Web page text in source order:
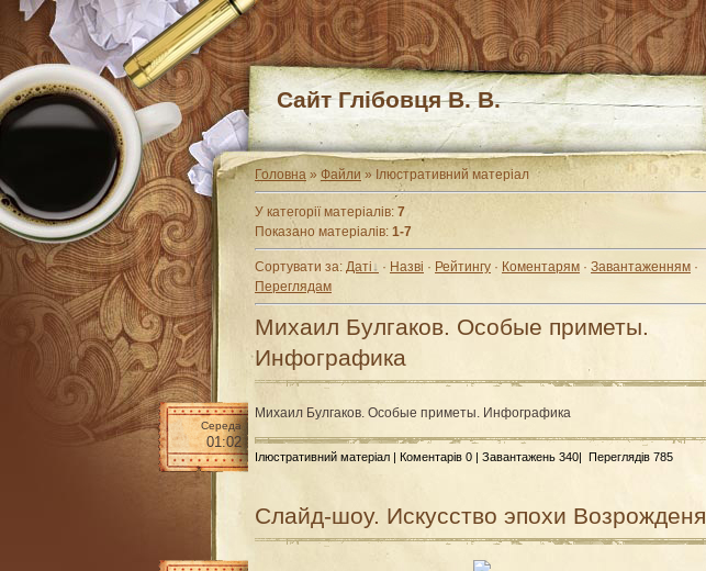
Сайт Глібовця В. В.
Головна » Файли» Ілюстративний матеріал
У категорії матеріалів: 7
Показано матеріалів: 1-7
Сортувати за: Даті · Назві · Рейтингу · Коментарям · Завантаженням ·
Переглядам
Михаил Булгаков. Особые приметы.
Инфографика
Середа
01:02
Михаил Булгаков. Особые приметы. Инфографика
Ілюстративний матеріал | Коментарів 0 | Завантажень 340| Переглядів 785
Слайд-шоу. Искусство эпохи Возрожденя